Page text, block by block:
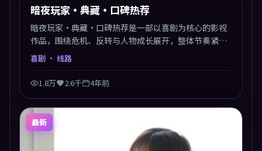
暗夜玩家·典藏·口碑热荐
暗夜玩家·典藏·口碑热荐是一部以喜剧为核心的影视
作品，围绕危机、反转与人物成长展开，整体节奏紧
凑，值得推荐观看。
喜剧 · 线路
1.8万 2.6千 4年前
最新